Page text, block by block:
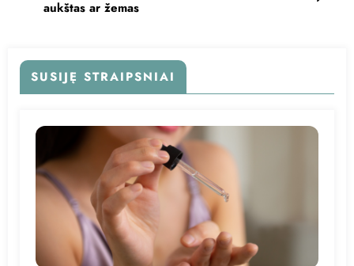
aukštas ar žemas
SUSIJĘ STRAIPSNIAI